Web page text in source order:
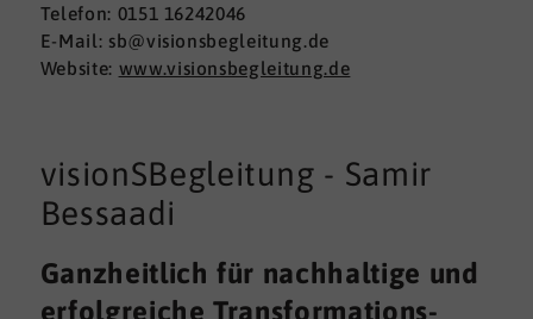
Telefon: 0151 16242046
E-Mail: sb@visionsbegleitung.de
Website: www.visionsbegleitung.de
visionSBegleitung - Samir
Bessaadi
Ganzheitlich für nachhaltige und
erfolgreiche Transformations-